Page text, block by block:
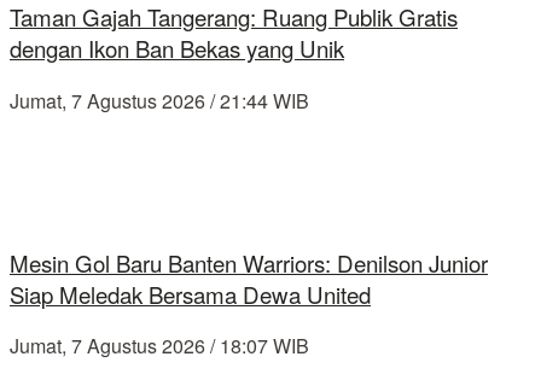
Taman Gajah Tangerang: Ruang Publik Gratis
dengan Ikon Ban Bekas yang Unik
Jumat, 7 Agustus 2026 / 21:44 WIB
Mesin Gol Baru Banten Warriors: Denilson Junior
Siap Meledak Bersama Dewa United
Jumat, 7 Agustus 2026 / 18:07 WIB